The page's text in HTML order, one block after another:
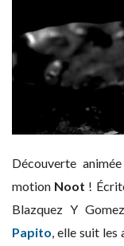
Découverte
motion Noot !
Blazquez Y
Papito , elle suit